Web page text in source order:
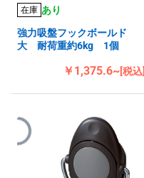
在庫 あり
強力吸盤フックボールド
大 耐荷重約6kg 1個
￥1,375.6~[税込]